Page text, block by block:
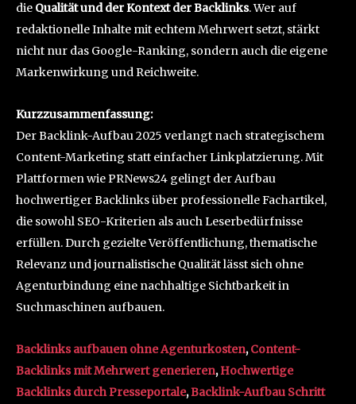
die Qualität und der Kontext der Backlinks. Wer auf
redaktionelle Inhalte mit echtem Mehrwert setzt, stärkt
nicht nur das Google-Ranking, sondern auch die eigene
Markenwirkung und Reichweite.
Kurzzusammenfassung:
Der Backlink-Aufbau 2025 verlangt nach strategischem
Content-Marketing statt einfacher Linkplatzierung. Mit
Plattformen wie PRNews24 gelingt der Aufbau
hochwertiger Backlinks über professionelle Fachartikel,
die sowohl SEO-Kriterien als auch Leserbedürfnisse
erfüllen. Durch gezielte Veröffentlichung, thematische
Relevanz und journalistische Qualität lässt sich ohne
Agenturbindung eine nachhaltige Sichtbarkeit in
Suchmaschinen aufbauen.
Backlinks aufbauen ohne Agenturkosten,Content-
Backlinks mit Mehrwert generieren,Hochwertige
Backlinks durch Presseportale,Backlink-Aufbau Schritt